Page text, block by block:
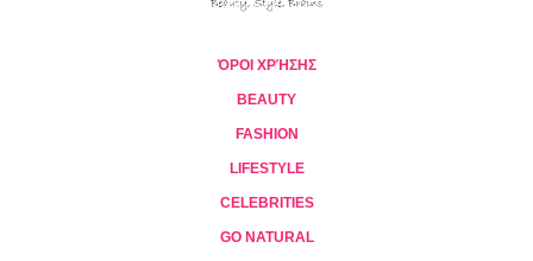
ΌΡΟΙ ΧΡΉΣΗΣ
BEAUTY
FASHION
LIFESTYLE
CELEBRITIES
GO NATURAL